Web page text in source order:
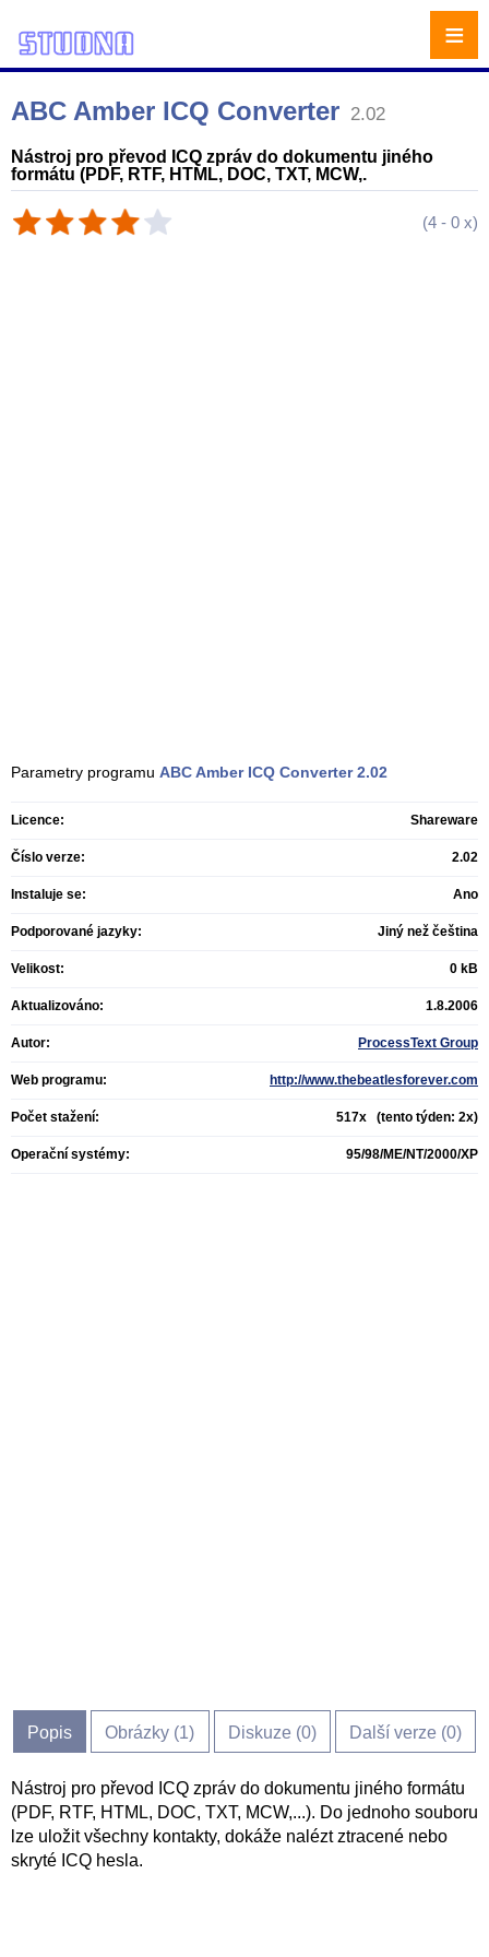
ABC Amber ICQ Converter 2.02
Nástroj pro převod ICQ zpráv do dokumentu jiného
formátu (PDF, RTF, HTML, DOC, TXT, MCW,.
(4 - 0 x)
Parametry programu ABC Amber ICQ Converter 2.02
Licence: Shareware
Číslo verze: 2.02
Instaluje se: Ano
Podporované jazyky: Jiný než čeština
Velikost: 0 kB
Aktualizováno: 1.8.2006
Autor: ProcessText Group
Web programu: http://www.thebeatlesforever.com
Počet stažení: 517x (tento týden: 2x)
Operační systémy: 95/98/ME/NT/2000/XP
Popis Obrázky (1) Diskuze (0) Další verze (0)
Nástroj pro převod ICQ zpráv do dokumentu jiného formátu
(PDF, RTF, HTML, DOC, TXT, MCW,...). Do jednoho souboru
lze uložit všechny kontakty, dokáže nalézt ztracené nebo
skryté ICQ hesla.
≡